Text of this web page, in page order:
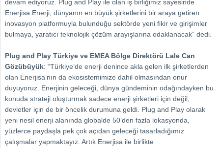
devam ediyoruz. Plug and Play ile olan iş birliğimiz sayesinde
Enerjisa Enerji, dünyanın en büyük şirketlerini bir araya getiren
inovasyon platformuyla bulunduğu sektörde yeni fikir ve girişimler
bulmaya, yaratıcı teknolojik çözüm arayışlarına odaklanacak” dedi.
Plug and Play Türkiye ve EMEA Bölge Direktörü Lale Can
Gözübüyük: “Türkiye’de enerji denince akla gelen ilk şirketlerden
olan Enerjisa’nın da ekosistemimize dahil olmasından onur
duyuyoruz. Enerjinin geleceği, dünya gündeminin odağındayken bu
konuda strateji oluşturmak sadece enerji şirketleri için değil,
devletler için de bir öncelik durumuna geldi. Plug and Play olarak
yeni nesil enerji alanında globalde 50’den fazla lokasyonda,
yüzlerce paydaşla pek çok açıdan geleceği tasarladığımız
çalışmalar yapmaktayız. Artık Enerjisa ile birlikte